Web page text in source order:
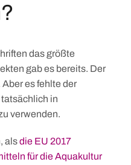
das größte
gab es bereits. Der
es fehlte der
in
verwenden.
alsdie EU 2017
für die Aquakultur